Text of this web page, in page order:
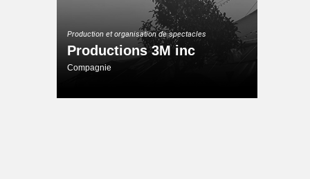
Production et organisation de spectacles
Productions 3M inc
Compagnie